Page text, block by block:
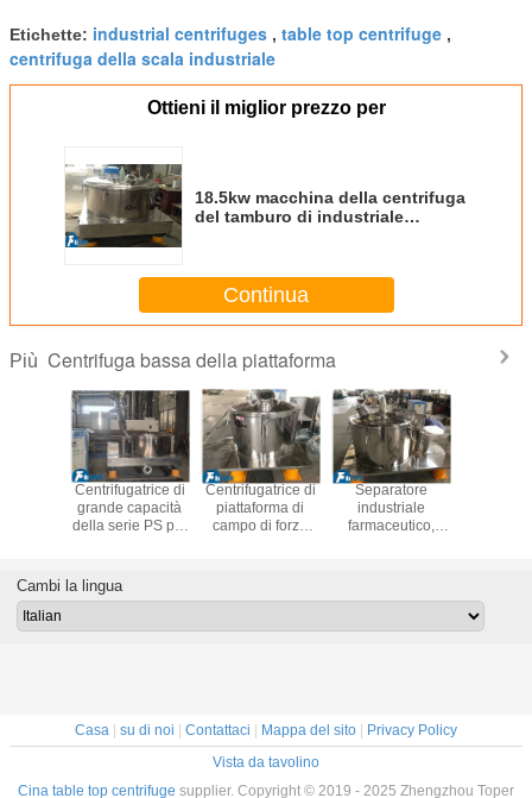
Etichette: industrial centrifuges , table top centrifuge ,
centrifuga della scala industriale
Ottieni il miglior prezzo per
18.5kw macchina della centrifuga
del tamburo di industriale
Continua
Più Centrifuga bassa della piattaforma
solido-
Centrifugatrice di
grande capacità
della serie PS per
medicinali
Centrifugatrice di
piattaforma di
campo di forza
Separatore
industriale
farmaceutico,
prodotti
Cambi la lingua
Casa su di noi Contattaci Mappa del sito
Privacy Policy
Vista da tavolino
Cina table top centrifuge supplier. Copyright © 2019 - 2025 Zhengzhou Toper